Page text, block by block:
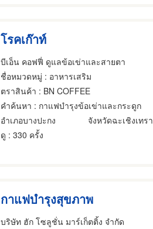
โรคเก๊าท์
บีเอ็น คอฟฟี่ ดูแลข้อเข่าและสายตา
ชื่อหมวดหมู่ : อาหารเสริม
ตราสินค้า : BN COFFEE
คำค้นหา : กาแฟบำรุงข้อเข่าและกระดูก
อำเภอบางปะกง
จังหวัดฉะเชิงเทรา
ดู : 330 ครั้ง
กาแฟบำรุงสุขภาพ
บริษัท ฮัก โซลูชั่น มาร์เก็ตติ้ง จำกัด